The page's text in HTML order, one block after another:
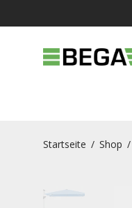
Startseite / Shop /